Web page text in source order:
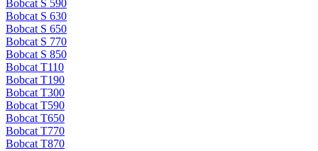
Bobcat S 590
Bobcat S 630
Bobcat S 650
Bobcat S 770
Bobcat S 850
Bobcat T110
Bobcat T190
Bobcat T300
Bobcat T590
Bobcat T650
Bobcat T770
Bobcat T870